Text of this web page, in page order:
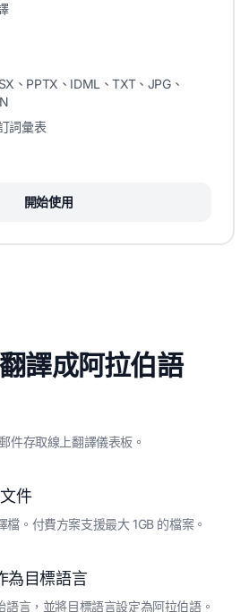
、PPTX、IDML、TXT、JPG、
詞彙表
開始使用
譯成阿拉伯語
件存取線上翻譯儀表板。
件
。付費方案支援最大 1GB 的檔案。
為目標語言
語言，並將目標語言設定為阿拉伯語。